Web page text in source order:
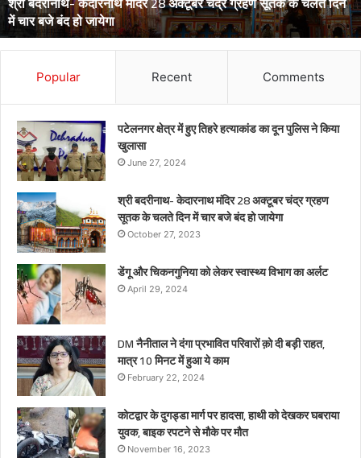
अर्लटApril 29, 2024
डेंगू और चिकनगुनिया को लेकर स्वास्थ्य विभाग का अर्लट
Popular Recent Comments
पटेलनगर क्षेत्र में हुए तिहरे हत्याकांड का दून पुलिस ने किया
खुलासा
June 27, 2024
श्री बदरीनाथ- केदारनाथ मंदिर 28 अक्टूबर चंद्र ग्रहण
सूतक के चलते दिन में चार बजे बंद हो जायेगा
October 27, 2023
डेंगू और चिकनगुनिया को लेकर स्वास्थ्य विभाग का अर्लट
April 29, 2024
DM नैनीताल ने दंगा प्रभावित परिवारों क़ो दी बड़ी राहत,
मात्र 10 मिनट में हुआ ये काम
February 22, 2024
कोटद्वार के दुगड्डा मार्ग पर हादसा, हाथी को देखकर घबराया
युवक, बाइक रपटने से मौके पर मौत
November 16, 2023